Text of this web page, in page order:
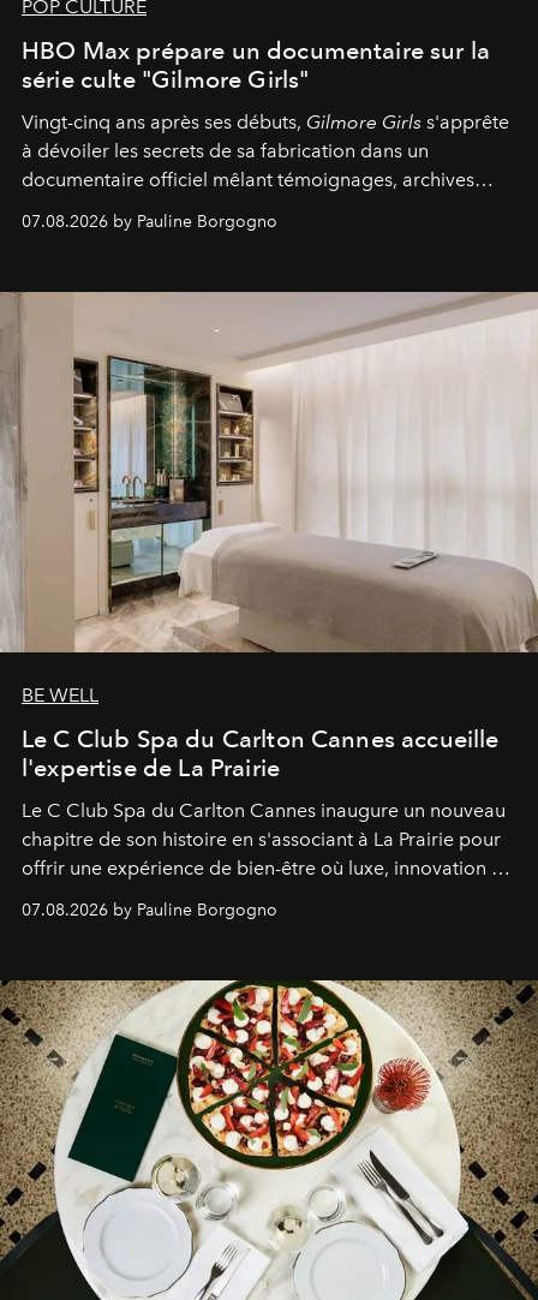
POP CULTURE
HBO Max prépare un documentaire sur la
série culte "Gilmore Girls"
Vingt-cinq ans après ses débuts, Gilmore Girls s'apprête
à dévoiler les secrets de sa fabrication dans un
documentaire officiel mêlant témoignages, archives
inédites et plongée dans les coulisses d'un phénomène
générationnel.
07.08.2026 by Pauline Borgogno
BE WELL
Le C Club Spa du Carlton Cannes accueille
l'expertise de La Prairie
Le C Club Spa du Carlton Cannes inaugure un nouveau
chapitre de son histoire en s'associant à La Prairie pour
offrir une expérience de bien-être où luxe, innovation et
expertise se rencontrent.
07.08.2026 by Pauline Borgogno